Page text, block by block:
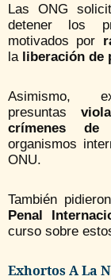
Las ONG
detener los
motivados por
la liberación de
Asimismo,
presuntas
crímenes de
organismos
ONU.
También
Penal
curso sobre
Exhortos A La